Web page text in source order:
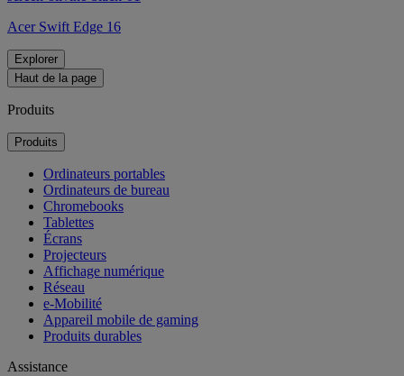
Acer Swift Edge 16
Explorer
Haut de la page
Produits
Produits
Ordinateurs portables
Ordinateurs de bureau
Chromebooks
Tablettes
Écrans
Projecteurs
Affichage numérique
Réseau
e-Mobilité
Appareil mobile de gaming
Produits durables
Assistance